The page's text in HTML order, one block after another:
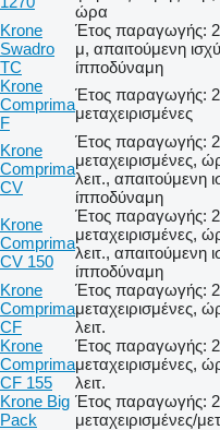
ώρα
Krone
Swadro
TC
Έτος παραγωγής:
μ, απαιτούμενη
ίπποδύναμη
Krone
Comprima
F
Έτος παραγωγής:
μεταχειρισμένες
Krone
Comprima
CV
Έτος παραγωγής:
μεταχειρισμένες,
λειτ., απαιτούμενη
ίπποδύναμη
Krone
Comprima
CV 150
Έτος παραγωγής:
μεταχειρισμένες,
λειτ., απαιτούμενη
ίπποδύναμη
Krone
Comprima
CF
Έτος παραγωγής:
μεταχειρισμένες,
λειτ.
Krone
Comprima
CF 155
Έτος παραγωγής:
μεταχειρισμένες,
λειτ.
Krone Big
Pack
Έτος παραγωγής:
μεταχειρισμένες/